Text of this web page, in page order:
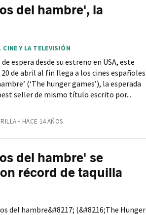
del hambre', la
Y LA TELEVISIÓN
espera desde su estreno en USA, este
de abril al fin llega a los cines españoles
(‘The hunger games’), la esperada
seller de mismo título escrito por...
HACE 14 AÑOS
del hambre' se
récord de taquilla
del hambre&#8217; (&#8216;The Hunger